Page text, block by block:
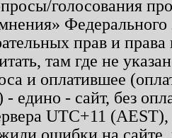
голосования
прав и
там где не
и оплатившее
едино - сайт, без
UTC+11
ошибки на